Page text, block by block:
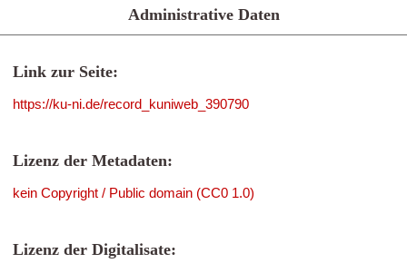
Administrative Daten
Link zur Seite:
https://ku-ni.de/record_kuniweb_390790
Lizenz der Metadaten:
kein Copyright / Public domain (CC0 1.0)
Lizenz der Digitalisate: